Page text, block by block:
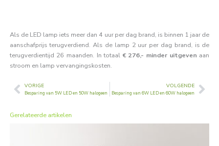
Als de LED lamp iets meer dan 4 uur per dag brand, is binnen 1 jaar de
aanschafprijs terugverdiend. Als de lamp 2 uur per dag brand, is de
terugverdientijd 26 maanden. In totaal € 276,- minder uitgeven aan
stroom en lamp vervangingskosten.
Vorige
VORIGE
Besparing van 5W LED en 50W halogeen
VOLGENDE
Besparing van 6W LED en 60W halogeen
Gerelateerde artikelen